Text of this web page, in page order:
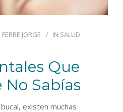
FERRE JORGE IN SALUD
Que
No Sabías
existen muchas